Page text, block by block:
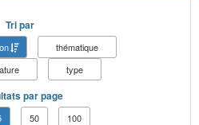
Tri par
thématique
type
par page
50 100